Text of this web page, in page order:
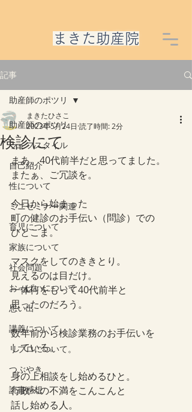
​まきた助産院
記事
助産師のポツリ
ライフスタイル
自己紹介
性について
ミニセミナー関連
育児について
家族について
社会問題
おっぱいについて
思い出
講義について
リプロについて。
つぶやき
読書感想
助産師のポツリ
検診にて
まきたひさこ
2023年5月24日 読了時間: 2分
まあ、40代前半だと思ってました。
またぁ、ご冗談を。
今日から始まった
町の健診のお手伝い（問診）での
ひとこま。
マスクをしてのききとり。
見えるのは目だけ。
一体何をもって40代前半と
思ったのだろう。
数年前から検診業務のお手伝いを
している。
身の上相談をし始めるひと。
行政への不満をこんこんと
話し始める人。